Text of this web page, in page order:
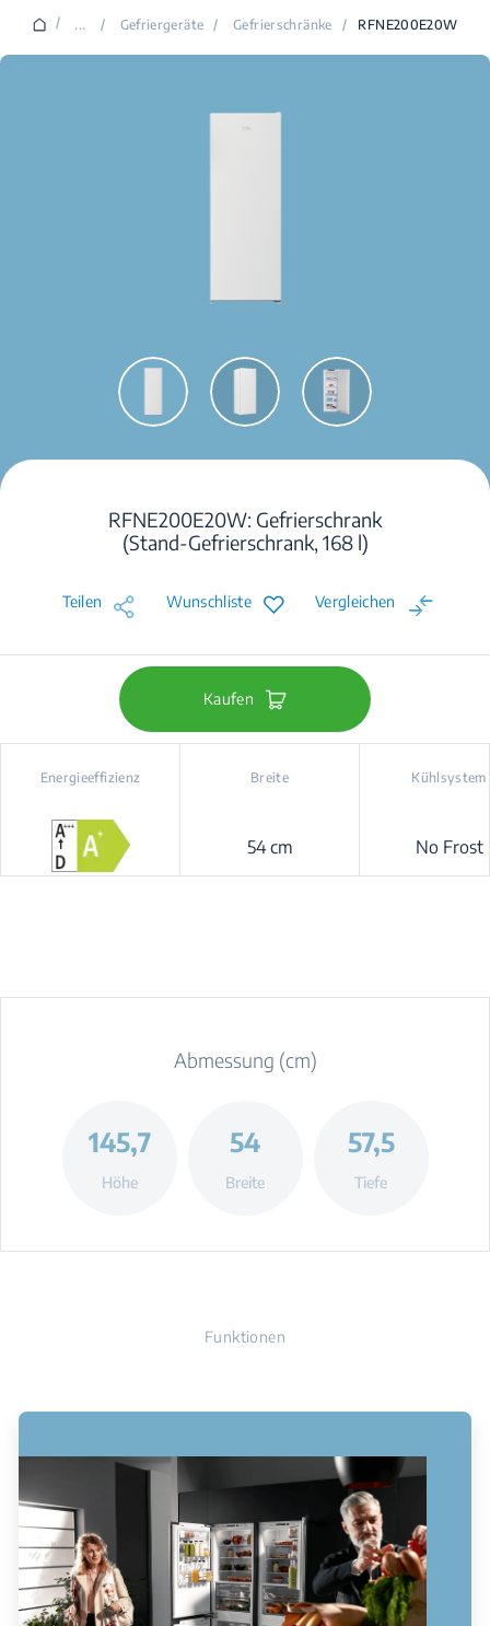
/ ... / Gefriergeräte / Gefrierschränke / RFNE200E20W
RFNE200E20W: Gefrierschrank
(Stand-Gefrierschrank, 168 l)
Teilen Wunschliste Vergleichen
Kaufen
Energieeffizienz Breite
54 cm
Kühlsystem
No Frost
Abmessung (cm)
145,7
Höhe
54
Breite
57,5
Tiefe
Funktionen